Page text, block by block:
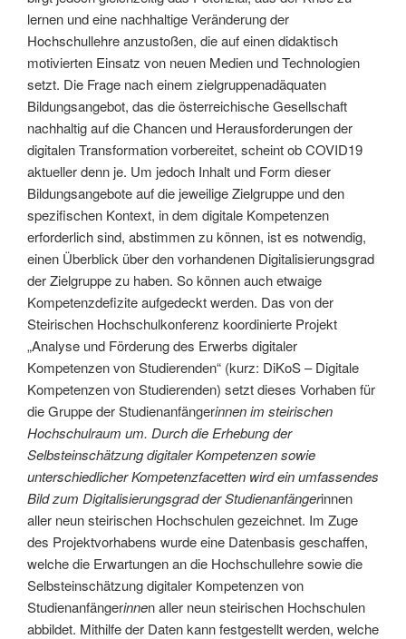
lernen und eine nachhaltige Veränderung der
Hochschullehre anzustoßen, die auf einen didaktisch
motivierten Einsatz von neuen Medien und Technologien
setzt. Die Frage nach einem zielgruppenadäquaten
Bildungsangebot, das die österreichische Gesellschaft
nachhaltig auf die Chancen und Herausforderungen der
digitalen Transformation vorbereitet, scheint ob COVID­19
aktueller denn je. Um jedoch Inhalt und Form dieser
Bildungsangebote auf die jeweilige Zielgruppe und den
spezifischen Kontext, in dem digitale Kompetenzen
erforderlich sind, abstimmen zu können, ist es notwendig,
einen Überblick über den vorhandenen Digitalisierungsgrad
der Zielgruppe zu haben. So können auch etwaige
Kompetenzdefizite aufgedeckt werden. Das von der
Steirischen Hochschulkonferenz koordinierte Projekt
„Analyse und Förderung des Erwerbs digitaler
Kompetenzen von Studierenden“ (kurz: DiKoS – Digitale
Kompetenzen von Studierenden) setzt dieses Vorhaben für
die Gruppe der Studienanfängerinnen im steirischen
Hochschulraum um. Durch die Erhebung der
Selbsteinschätzung digitaler Kompetenzen sowie
unterschiedlicher Kompetenzfacetten wird ein umfassendes
Bild zum Digitalisierungsgrad der Studienanfängerinnen
aller neun steirischen Hochschulen gezeichnet. Im Zuge
des Projektvorhabens wurde eine Datenbasis geschaffen,
welche die Erwartungen an die Hochschullehre sowie die
Selbsteinschätzung digitaler Kompetenzen von
Studienanfängerinnen aller neun steirischen Hochschulen
abbildet. Mithilfe der Daten kann festgestellt werden, welche